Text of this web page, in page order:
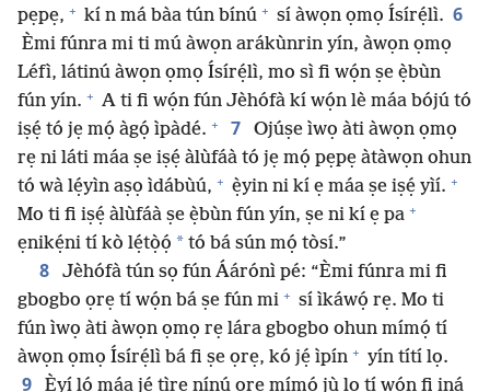
pẹpẹ, + kí n má bàa tún bínú + sí àwọn ọmọ Ísírẹ́lì. 6
Èmi fúnra mi ti mú àwọn arákùnrin yín, àwọn ọmọ
Léfì, látinú àwọn ọmọ Ísírẹ́lì, mo sì fi wọ́n ṣe ẹ̀bùn
fún yín. + A ti fi wọ́n fún Jèhófà kí wọ́n lè máa bójú tó
iṣẹ́ tó jẹ mọ́ àgọ́ ìpàdé. + 7
Ojúṣe ìwọ àti àwọn ọmọ
rẹ ni láti máa ṣe iṣẹ́ àlùfáà tó jẹ mọ́ pẹpẹ àtàwọn ohun
tó wà lẹ́yìn aṣọ ìdábùú, + ẹ̀yin ni kí ẹ máa ṣe iṣẹ́ yìí. +
Mo ti fi iṣẹ́ àlùfáà ṣe ẹ̀bùn fún yín, ṣe ni kí ẹ pa +
ẹnikẹ́ni tí kò lẹ́tọ̀ọ́ * tó bá sún mọ́ tòsí.”
8
Jèhófà tún sọ fún Áárónì pé: “Èmi fúnra mi fi
gbogbo ọrẹ tí wọ́n bá ṣe fún mi + sí ìkáwọ́ rẹ. Mo ti
fún ìwọ àti àwọn ọmọ rẹ lára gbogbo ohun mímọ́ tí
àwọn ọmọ Ísírẹ́lì bá fi ṣe ọrẹ, kó jẹ́ ìpín + yín títí lọ.
9
Èyí ló máa jẹ́ tìrẹ nínú ọrẹ mímọ́ jù lọ tí wọ́n fi iná